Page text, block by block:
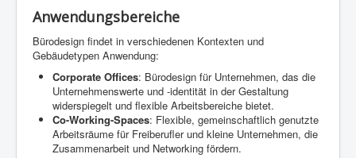
Anwendungsbereiche
Bürodesign findet in verschiedenen Kontexten und
Gebäudetypen Anwendung:
Corporate Offices: Bürodesign für Unternehmen, das die
Unternehmenswerte und -identität in der Gestaltung
widerspiegelt und flexible Arbeitsbereiche bietet.
Co-Working-Spaces: Flexible, gemeinschaftlich genutzte
Arbeitsräume für Freiberufler und kleine Unternehmen, die
Zusammenarbeit und Networking fördern.